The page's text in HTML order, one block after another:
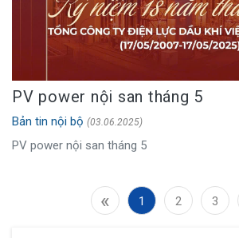
PV power nội san tháng 5
Bản tin nội bộ (03.06.2025)
PV power nội san tháng 5
« 1 2 3